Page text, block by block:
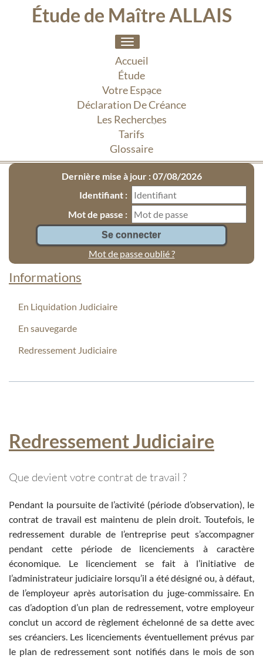
Étude de Maître ALLAIS
Toggle
navigation
Accueil
Étude
Votre Espace
Déclaration De Créance
Les Recherches
Tarifs
Glossaire
Dernière mise à jour : 07/08/2026
Identifiant :
Mot de passe :
Mot de passe oublié ?
Informations
En Liquidation Judiciaire
En sauvegarde
Redressement Judiciaire
Redressement Judiciaire
Que devient votre contrat de travail ?
Pendant la poursuite de l’activité (période d’observation), le
contrat de travail est maintenu de plein droit. Toutefois, le
redressement durable de l’entreprise peut s’accompagner
pendant cette période de licenciements à caractère
économique. Le licenciement se fait à l’initiative de
l’administrateur judiciaire lorsqu’il a été désigné ou, à défaut,
de l’employeur après autorisation du juge-commissaire. En
cas d’adoption d’un plan de redressement, votre employeur
conclut un accord de règlement échelonné de sa dette avec
ses créanciers. Les licenciements éventuellement prévus par
le plan de redressement sont notifiés dans le mois de son